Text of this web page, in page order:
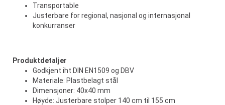
Transportable
Justerbare for regional, nasjonal og internasjonal
konkurranser
Produktdetaljer
Godkjent iht DIN EN1509 og DBV
Materiale: Plastbelagt stål
Dimensjoner: 40x40 mm
Høyde: Justerbare stolper 140 cm til 155 cm